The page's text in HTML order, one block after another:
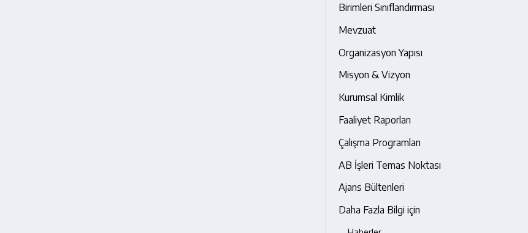
Birimleri Sınıflandırması
Mevzuat
Organizasyon Yapısı
Misyon & Vizyon
Kurumsal Kimlik
Faaliyet Raporları
Çalışma Programları
AB İşleri Temas Noktası
Ajans Bültenleri
Daha Fazla Bilgi için